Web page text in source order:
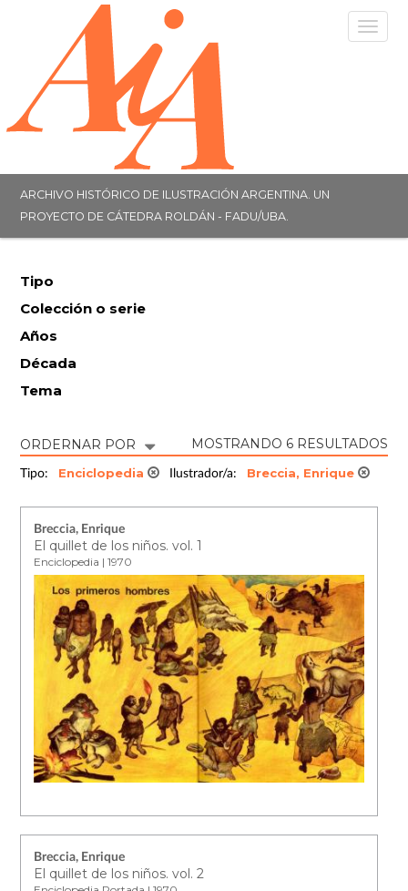
ARCHIVO HISTÓRICO DE ILUSTRACIÓN ARGENTINA. UN
PROYECTO DE CÁTEDRA ROLDÁN - FADU/UBA.
Tipo
Colección o serie
Años
Década
Tema
ORDERNAR POR MOSTRANDO 6 RESULTADOS
Tipo: Enciclopedia Ilustrador/a: Breccia, Enrique
Breccia, Enrique
El quillet de los niños. vol. 1
Enciclopedia | 1970
Breccia, Enrique
El quillet de los niños. vol. 2